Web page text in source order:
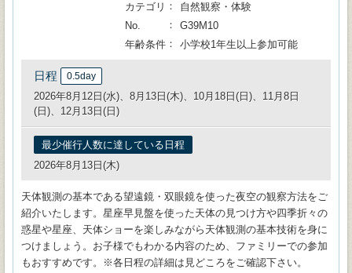
カテゴリ
自然観察・体験
No.
G39M10
年齢条件
小学校1年生以上参加可能
日程 0.5day
2026年8月12日(水)、8月13日(木)、10月18日(日)、11月8日
(日)、12月13日(日)
最少催行人数に達している日程
2026年8月13日(木)
天体観測の基本である望遠鏡・双眼鏡を使った夜空の観察方法をご
紹介いたします。星座早見盤を使った天体の見つけ方や四季折々の
惑星や星座、天体ショーを楽しみながら天体観測の基本技術を身に
つけましょう。お子様でもわかる内容のため、ファミリーでの参加
もおすすめです。※各日程の詳細は見どころをご確認下さい。